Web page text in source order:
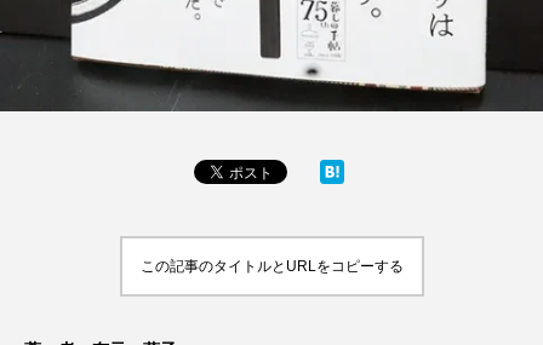
この記事のタイトルとURLをコピーする